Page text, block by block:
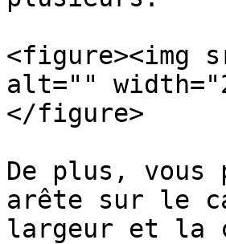
<figure><img
alt=""
</figure>
De plus, vous
arête sur le
largeur et la